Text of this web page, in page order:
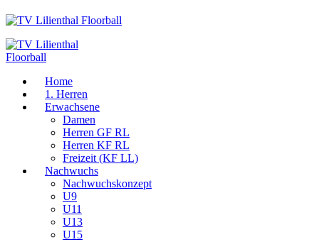
Home
1. Herren
Erwachsene
Damen
Herren GF RL
Herren KF RL
Freizeit (KF LL)
Nachwuchs
Nachwuchskonzept
U9
U11
U13
U15